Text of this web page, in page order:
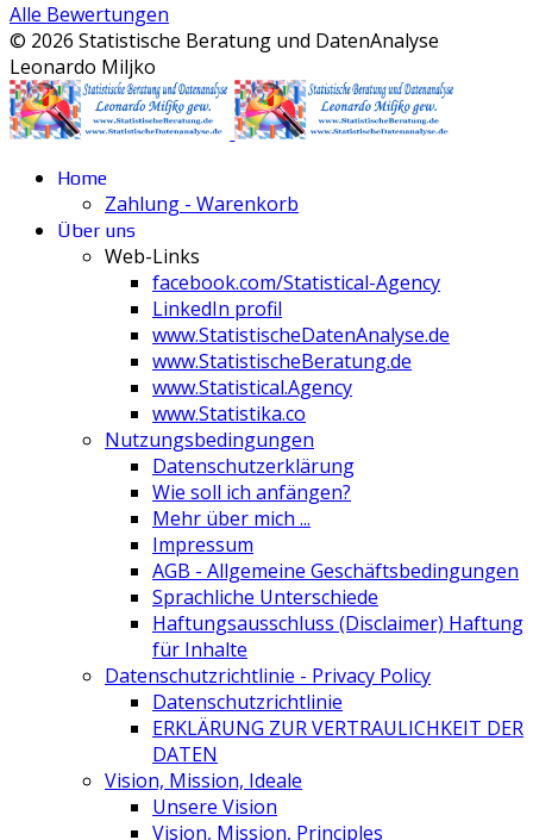
Alle Bewertungen
© 2026 Statistische Beratung und DatenAnalyse
Leonardo Miljko
Home
Zahlung - Warenkorb
Über uns
Web-Links
facebook.com/Statistical-Agency
LinkedIn profil
www.StatistischeDatenAnalyse.de
www.StatistischeBeratung.de
www.Statistical.Agency
www.Statistika.co
Nutzungsbedingungen
Datenschutzerklärung
Wie soll ich anfängen?
Mehr über mich ...
Impressum
AGB - Allgemeine Geschäftsbedingungen
Sprachliche Unterschiede
Haftungsausschluss (Disclaimer) Haftung
für Inhalte
Datenschutzrichtlinie - Privacy Policy
Datenschutzrichtlinie
ERKLÄRUNG ZUR VERTRAULICHKEIT DER
DATEN
Vision, Mission, Ideale
Unsere Vision
Vision, Mission, Principles